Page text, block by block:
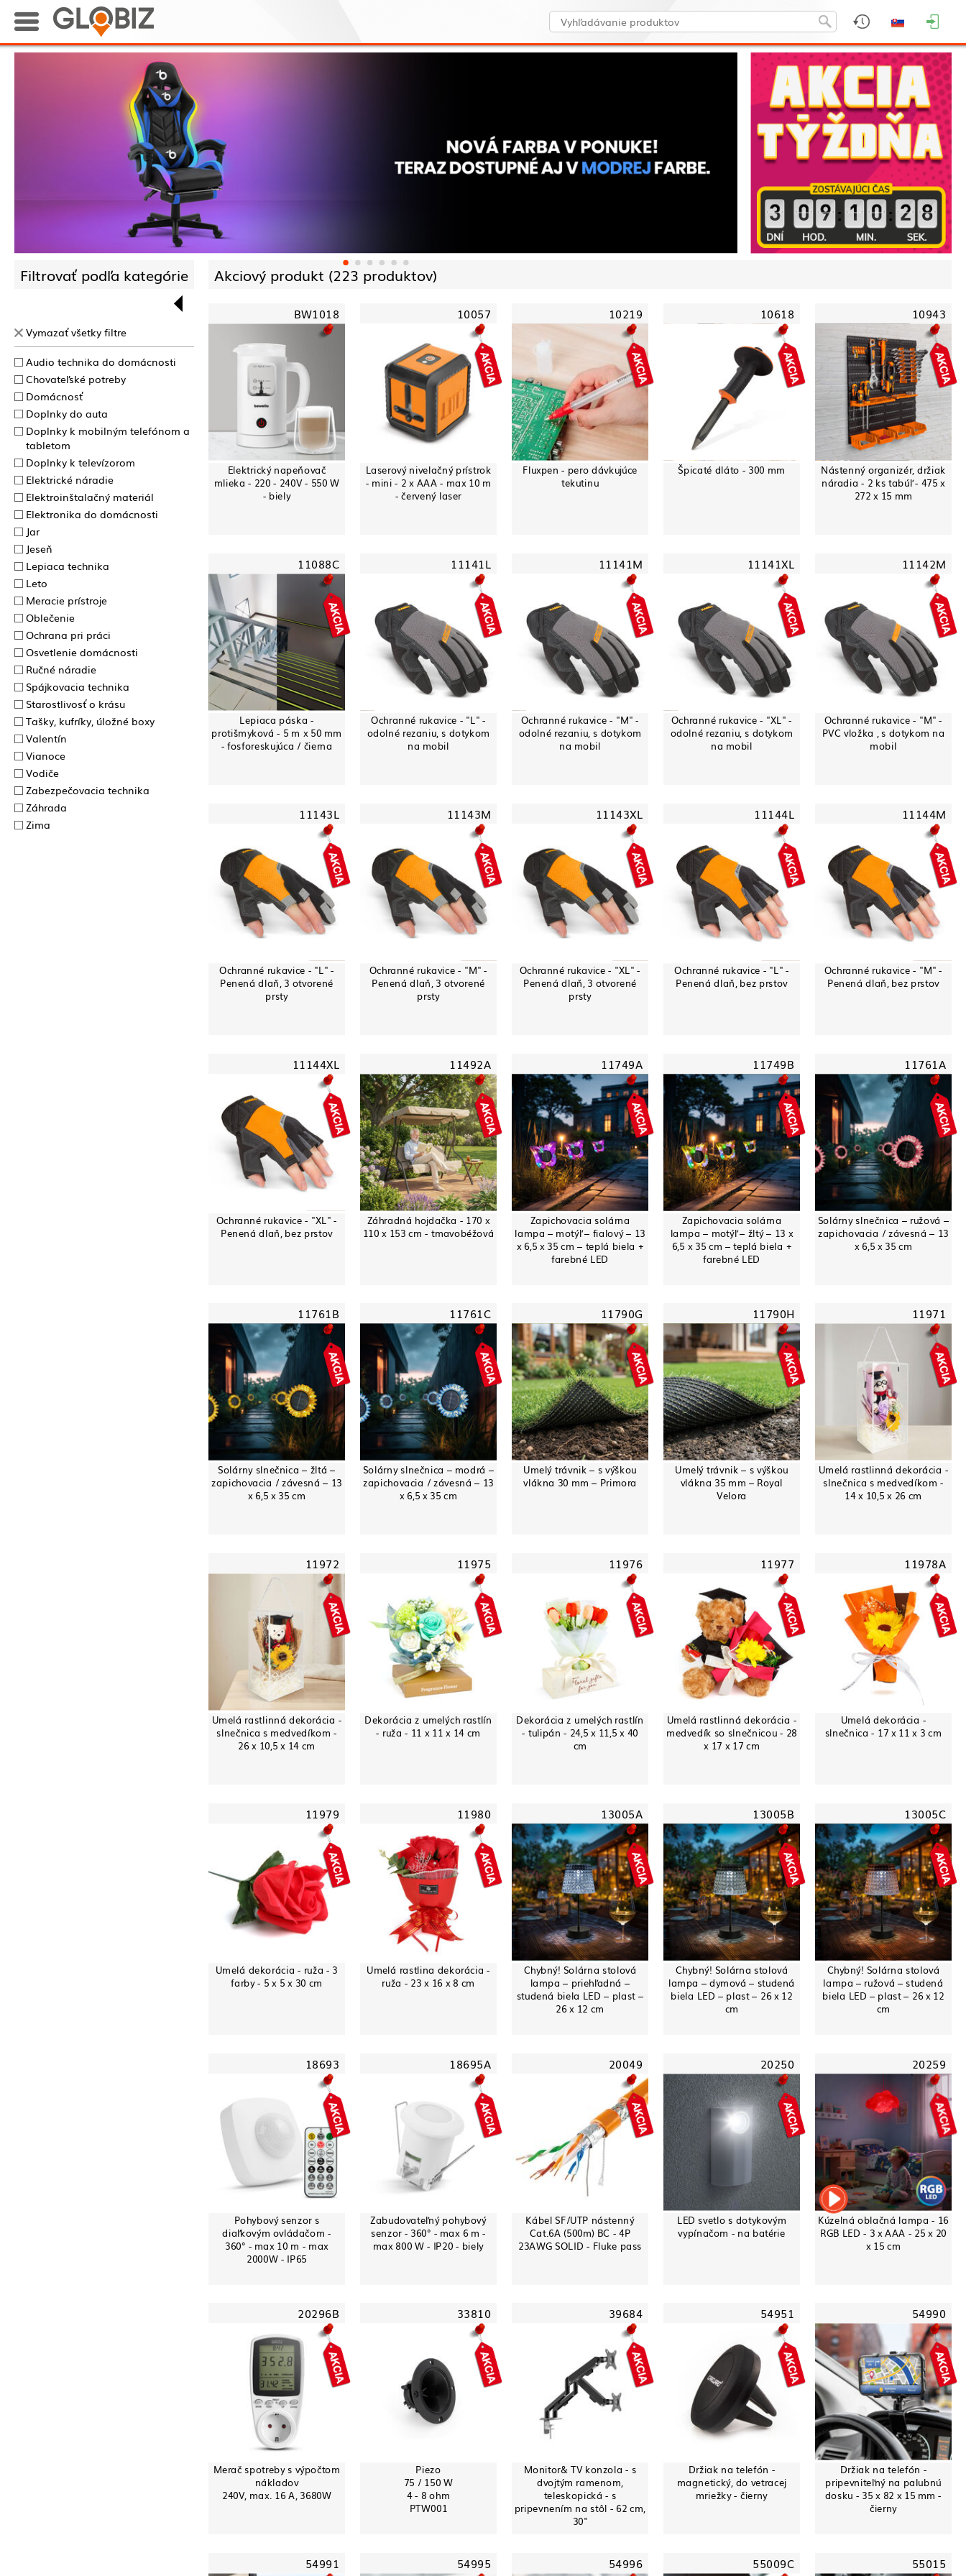
: :
Filtrovať podľa kategórie
Vymazať všetky filtre
Audio technika do domácnosti
Chovateľské potreby
Domácnosť
Doplnky do auta
Doplnky k mobilným telefónom a
tabletom
Doplnky k televízorom
Elektrické náradie
Elektroinštalačný materiál
Elektronika do domácnosti
Jar
Jeseň
Lepiaca technika
Leto
Meracie prístroje
Oblečenie
Ochrana pri práci
Osvetlenie domácnosti
Ručné náradie
Spájkovacia technika
Starostlivosť o krásu
Tašky, kufríky, úložné boxy
Valentín
Vianoce
Vodiče
Zabezpečovacia technika
Záhrada
Zima
Akciový produkt (223 produktov)
BW1018
Elektrický napeňovač
mlieka - 220 - 240V - 550 W
- biely
10057
Laserový nivelačný prístrok
- mini - 2 x AAA - max 10 m
- červený laser
10219
Fluxpen - pero dávkujúce
tekutinu
10618
Špicaté dláto - 300 mm
10943
Nástenný organizér, držiak
náradia - 2 ks tabúľ - 475 x
272 x 15 mm
11088C
Lepiaca páska -
protišmyková - 5 m x 50 mm
- fosforeskujúca / čierna
11141L
Ochranné rukavice - "L" -
odolné rezaniu, s dotykom
na mobil
11141M
Ochranné rukavice - "M" -
odolné rezaniu, s dotykom
na mobil
11141XL
Ochranné rukavice - "XL" -
odolné rezaniu, s dotykom
na mobil
11142M
Ochranné rukavice - "M" -
PVC vložka , s dotykom na
mobil
11143L
Ochranné rukavice - "L" -
Penená dlaň, 3 otvorené
prsty
11143M
Ochranné rukavice - "M" -
Penená dlaň, 3 otvorené
prsty
11143XL
Ochranné rukavice - "XL" -
Penená dlaň, 3 otvorené
prsty
11144L
Ochranné rukavice - "L" -
Penená dlaň, bez prstov
11144M
Ochranné rukavice - "M" -
Penená dlaň, bez prstov
11144XL
Ochranné rukavice - "XL" -
Penená dlaň, bez prstov
11492A
Záhradná hojdačka - 170 x
110 x 153 cm - tmavobéžová
11749A
Zapichovacia solárna
lampa – motýľ – fialový – 13
x 6,5 x 35 cm – teplá biela +
farebné LED
11749B
Zapichovacia solárna
lampa – motýľ – žltý – 13 x
6,5 x 35 cm – teplá biela +
farebné LED
11761A
Solárny slnečnica – ružová –
zapichovacia / závesná – 13
x 6,5 x 35 cm
11761B
Solárny slnečnica – žltá –
zapichovacia / závesná – 13
x 6,5 x 35 cm
11761C
Solárny slnečnica – modrá –
zapichovacia / závesná – 13
x 6,5 x 35 cm
11790G
Umelý trávnik – s výškou
vlákna 30 mm – Primora
11790H
Umelý trávnik – s výškou
vlákna 35 mm – Royal
Velora
11971
Umelá rastlinná dekorácia -
slnečnica s medvedíkom -
14 x 10,5 x 26 cm
11972
Umelá rastlinná dekorácia -
slnečnica s medvedíkom -
26 x 10,5 x 14 cm
11975
Dekorácia z umelých rastlín
- ruža - 11 x 11 x 14 cm
11976
Dekorácia z umelých rastlín
- tulipán - 24,5 x 11,5 x 40
cm
11977
Umelá rastlinná dekorácia -
medvedík so slnečnicou - 28
x 17 x 17 cm
11978A
Umelá dekorácia -
slnečnica - 17 x 11 x 3 cm
11979
Umelá dekorácia - ruža - 3
farby - 5 x 5 x 30 cm
11980
Umelá rastlina dekorácia -
ruža - 23 x 16 x 8 cm
13005A
Chybný! Solárna stolová
lampa – priehľadná –
studená biela LED – plast –
26 x 12 cm
13005B
Chybný! Solárna stolová
lampa – dymová – studená
biela LED – plast – 26 x 12
cm
13005C
Chybný! Solárna stolová
lampa – ružová – studená
biela LED – plast – 26 x 12
cm
18693
Pohybový senzor s
diaľkovým ovládačom -
360° - max 10 m - max
2000W - IP65
18695A
Zabudovateľný pohybový
senzor - 360° - max 6 m -
max 800 W - IP20 - biely
20049
Kábel SF/UTP nástenný
Cat.6A (500m) BC - 4P
23AWG SOLID - Fluke pass
20250
LED svetlo s dotykovým
vypínačom - na batérie
20259
Kúzelná oblačná lampa - 16
RGB LED - 3 x AAA - 25 x 20
x 15 cm
20296B
Merač spotreby s výpočtom
nákladov
240V, max. 16 A, 3680W
33810
Piezo
75 / 150 W
4 - 8 ohm
PTW001
39684
Monitor& TV konzola - s
dvojtým ramenom,
teleskopická - s
pripevnením na stôl - 62 cm,
30"
54951
Držiak na telefón -
magnetický, do vetracej
mriežky - čierny
54990
Držiak na telefón -
pripevniteľný na palubnú
dosku - 35 x 82 x 15 mm -
čierny
54991 54995 54996 55009C 55015